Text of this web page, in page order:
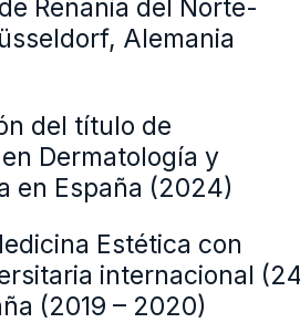
Renania del Norte-
Alemania
del título de
Dermatología y
en España (2024)
Estética con
internacional
(2019 – 2020)